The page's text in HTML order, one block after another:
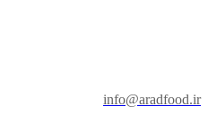
info@aradfood.ir